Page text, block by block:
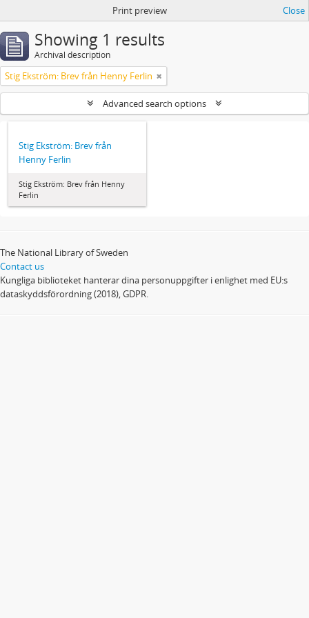
Print preview Close
Showing 1 results
Archival description
Stig Ekström: Brev från Henny Ferlin
Advanced search options
Stig Ekström: Brev från
Henny Ferlin
Stig Ekström: Brev från Henny
Ferlin
The National Library of Sweden
Contact us
Kungliga biblioteket hanterar dina personuppgifter i enlighet med EU:s
dataskyddsförordning (2018), GDPR.